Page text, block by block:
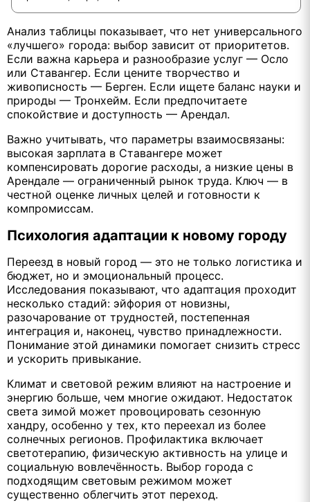
Анализ таблицы показывает, что нет универсального
«лучшего» города: выбор зависит от приоритетов.
Если важна карьера и разнообразие услуг — Осло
или Ставангер. Если цените творчество и
живописность — Берген. Если ищете баланс науки и
природы — Тронхейм. Если предпочитаете
спокойствие и доступность — Арендал.
Важно учитывать, что параметры взаимосвязаны:
высокая зарплата в Ставангере может
компенсировать дорогие расходы, а низкие цены в
Арендале — ограниченный рынок труда. Ключ — в
честной оценке личных целей и готовности к
компромиссам.
Психология адаптации к новому городу
Переезд в новый город — это не только логистика и
бюджет, но и эмоциональный процесс.
Исследования показывают, что адаптация проходит
несколько стадий: эйфория от новизны,
разочарование от трудностей, постепенная
интеграция и, наконец, чувство принадлежности.
Понимание этой динамики помогает снизить стресс
и ускорить привыкание.
Климат и световой режим влияют на настроение и
энергию больше, чем многие ожидают. Недостаток
света зимой может провоцировать сезонную
хандру, особенно у тех, кто переехал из более
солнечных регионов. Профилактика включает
светотерапию, физическую активность на улице и
социальную вовлечённость. Выбор города с
подходящим световым режимом может
существенно облегчить этот переход.